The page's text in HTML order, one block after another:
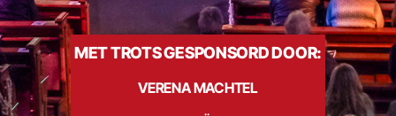
MET TROTS GESPONSORD DOOR:
VERENA MACHTEL
Info